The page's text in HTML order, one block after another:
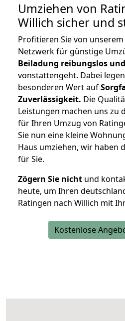
Umziehen von
Willich sicher und
Profitieren Sie von
Netzwerk für günstige
Beiladung reibungslos
vonstattengeht. Dabei
besonderen Wert auf
Zuverlässigkeit. Die
Leistungen machen uns zu
für Ihren Umzug von
Sie nun eine kleine
Haus umziehen, wir haben
für Sie.
Zögern Sie nicht und
heute, um Ihren
Ratingen nach Willich mit
Kostenlose